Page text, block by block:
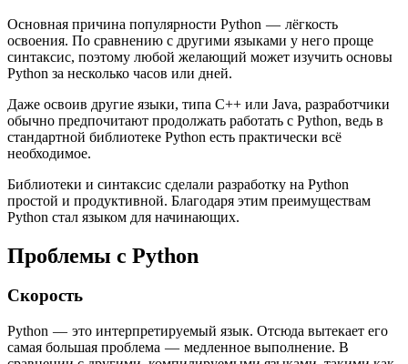
Основная причина популярности Python — лёгкость
освоения. По сравнению с другими языками у него проще
синтаксис, поэтому любой желающий может изучить основы
Python за несколько часов или дней.
Даже освоив другие языки, типа C++ или Java, разработчики
обычно предпочитают продолжать работать с Python, ведь в
стандартной библиотеке Python есть практически всё
необходимое.
Библиотеки и синтаксис сделали разработку на Python
простой и продуктивной. Благодаря этим преимуществам
Python стал языком для начинающих.
Проблемы с Python
Скорость
Python — это интерпретируемый язык. Отсюда вытекает его
самая большая проблема — медленное выполнение. В